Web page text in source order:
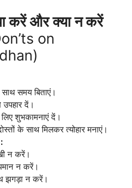
करें और क्या न करें
on
समय बिताएं।
दें।
शुभकामनाएं दें।
के साथ मिलकर त्योहार मनाएं।
न करें।
न करें।
झगड़ा न करें।